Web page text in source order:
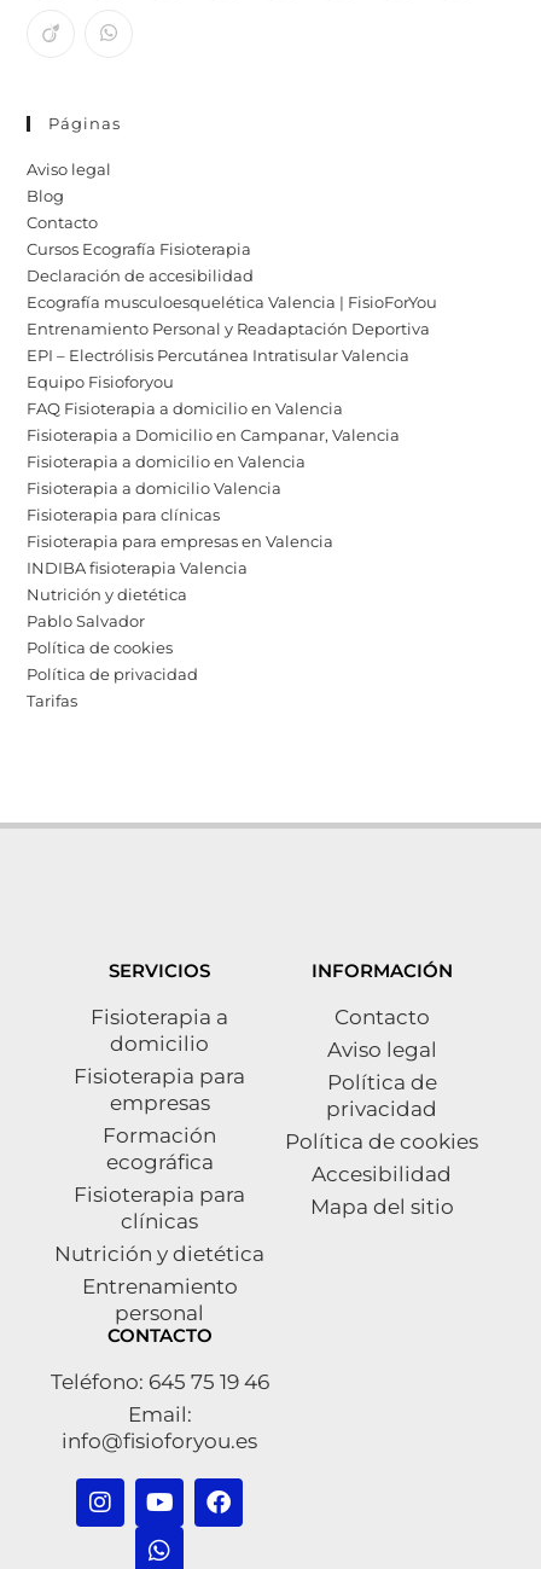
Páginas
Aviso legal
Blog
Contacto
Cursos Ecografía Fisioterapia
Declaración de accesibilidad
Ecografía musculoesquelética Valencia | FisioForYou
Entrenamiento Personal y Readaptación Deportiva
EPI – Electrólisis Percutánea Intratisular Valencia
Equipo Fisioforyou
FAQ Fisioterapia a domicilio en Valencia
Fisioterapia a Domicilio en Campanar, Valencia
Fisioterapia a domicilio en Valencia
Fisioterapia a domicilio Valencia
Fisioterapia para clínicas
Fisioterapia para empresas en Valencia
INDIBA fisioterapia Valencia
Nutrición y dietética
Pablo Salvador
Política de cookies
Política de privacidad
Tarifas
SERVICIOS
Fisioterapia a
domicilio
Fisioterapia para
empresas
Formación
ecográfica
Fisioterapia para
clínicas
Nutrición y dietética
Entrenamiento
personal
INFORMACIÓN
Contacto
Aviso legal
Política de
privacidad
Política de cookies
Accesibilidad
Mapa del sitio
CONTACTO
Teléfono: 645 75 19 46
Email:
info@fisioforyou.es